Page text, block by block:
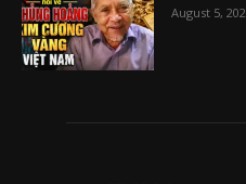
August 5,